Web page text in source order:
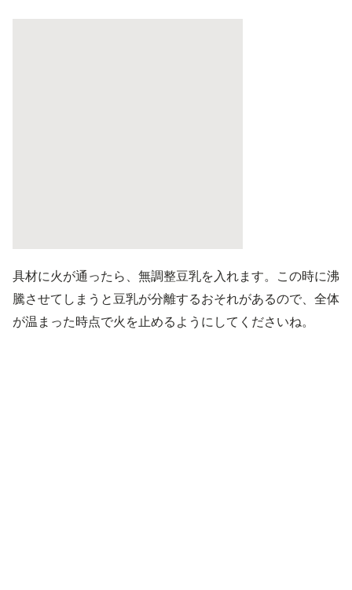
具材に火が通ったら、無調整豆乳を入れます。この時に沸
騰させてしまうと豆乳が分離するおそれがあるので、全体
が温まった時点で火を止めるようにしてくださいね。